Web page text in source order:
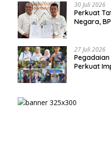
30 Juli 2026
Perkuat
Negara,
27 Juli 2026
Pegadaian
Perkuat